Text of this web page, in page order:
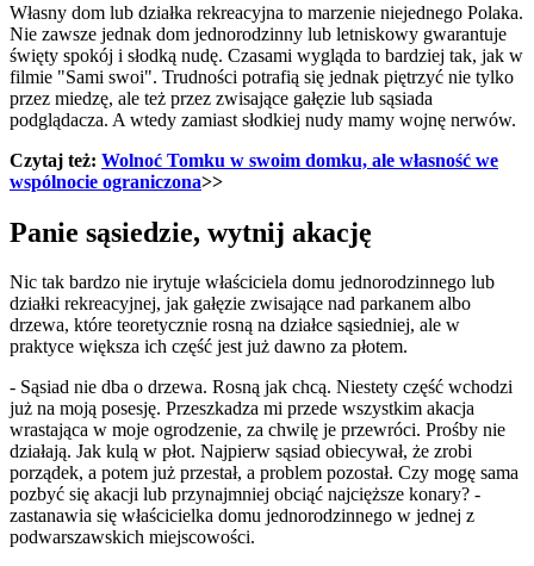
Własny dom lub działka rekreacyjna to marzenie niejednego Polaka.
Nie zawsze jednak dom jednorodzinny lub letniskowy gwarantuje
święty spokój i słodką nudę. Czasami wygląda to bardziej tak, jak w
filmie "Sami swoi". Trudności potrafią się jednak piętrzyć nie tylko
przez miedzę, ale też przez zwisające gałęzie lub sąsiada
podglądacza. A wtedy zamiast słodkiej nudy mamy wojnę nerwów.
Czytaj też: Wolnoć Tomku w swoim domku, ale własność we
wspólnocie ograniczona>>
Panie sąsiedzie, wytnij akację
Nic tak bardzo nie irytuje właściciela domu jednorodzinnego lub
działki rekreacyjnej, jak gałęzie zwisające nad parkanem albo
drzewa, które teoretycznie rosną na działce sąsiedniej, ale w
praktyce większa ich część jest już dawno za płotem.
- Sąsiad nie dba o drzewa. Rosną jak chcą. Niestety część wchodzi
już na moją posesję. Przeszkadza mi przede wszystkim akacja
wrastająca w moje ogrodzenie, za chwilę je przewróci. Prośby nie
działają. Jak kulą w płot. Najpierw sąsiad obiecywał, że zrobi
porządek, a potem już przestał, a problem pozostał. Czy mogę sama
pozbyć się akacji lub przynajmniej obciąć najcięższe konary? -
zastanawia się właścicielka domu jednorodzinnego w jednej z
podwarszawskich miejscowości.